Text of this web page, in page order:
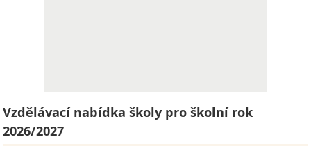
Vzdělávací nabídka školy pro školní rok
2026/2027